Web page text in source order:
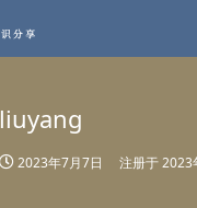
liuyang
2023年7月7日 注册于2023